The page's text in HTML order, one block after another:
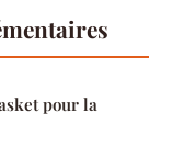
pour la